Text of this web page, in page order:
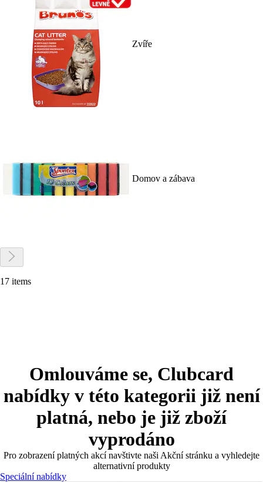
Zvíře
Domov a zábava
17 items
Omlouváme se, Clubcard
nabídky v této kategorii již není
platná, nebo je již zboží
vyprodáno
Pro zobrazení platných akcí navštivte naši Akční stránku a vyhledejte
alternativní produkty
Speciální nabídky